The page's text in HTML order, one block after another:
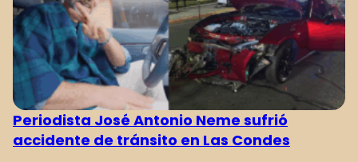
Periodista José Antonio Neme sufrió
accidente de tránsito en Las Condes